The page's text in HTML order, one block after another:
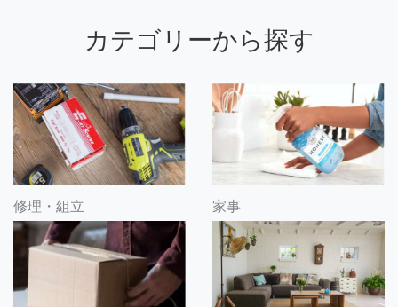
カテゴリーから探す
修理・組立 家事